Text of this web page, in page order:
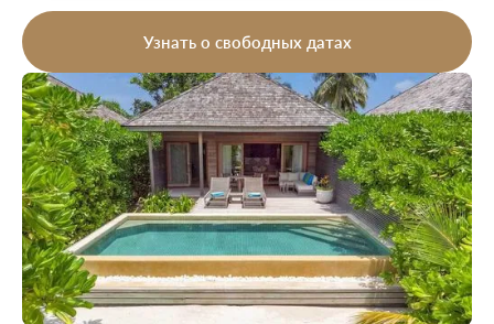
Узнать о свободных датах